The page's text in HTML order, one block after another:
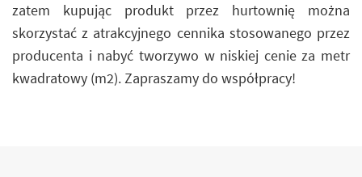
zatem kupując produkt przez hurtownię można
skorzystać z atrakcyjnego cennika stosowanego przez
producenta i nabyć tworzywo w niskiej cenie za metr
kwadratowy (m2). Zapraszamy do współpracy!